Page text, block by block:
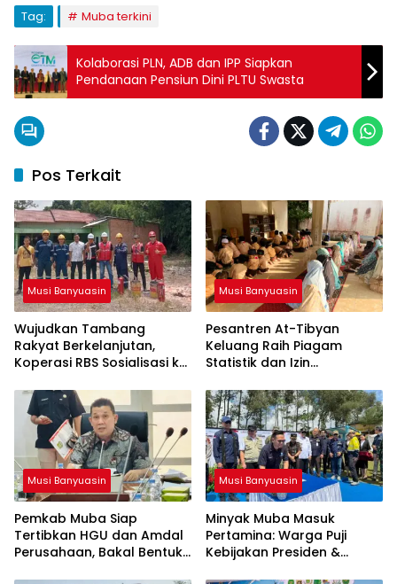
Tag: Muba terkini
Kolaborasi PLN, ADB dan IPP Siapkan
Pendanaan Pensiun Dini PLTU Swasta
Pos Terkait
Musi Banyuasin
Wujudkan Tambang
Rakyat Berkelanjutan,
Koperasi RBS Sosialisasi ke
GEP
Musi Banyuasin
Pesantren At-Tibyan
Keluang Raih Piagam
Statistik dan Izin
Kemenag RI
Musi Banyuasin
Pemkab Muba Siap
Tertibkan HGU dan Amdal
Perusahaan, Bakal Bentuk
Musi Banyuasin
Minyak Muba Masuk
Pertamina: Warga Puji
Kebijakan Presiden &